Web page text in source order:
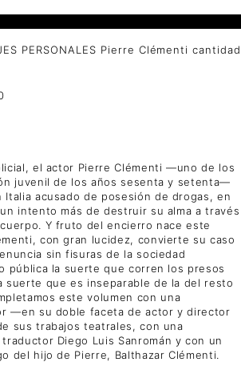
PERSONALES Pierre Clémenti cantidad
el actor Pierre Clémenti —uno de los
juvenil de los años sesenta y setenta—
Italia acusado de posesión de drogas, en
intento más de destruir su alma a través
Y fruto del encierro nace este
con gran lucidez, convierte su caso
sin fisuras de la sociedad
pública la suerte que corren los presos
suerte que es inseparable de la del resto
este volumen con una
—en su doble faceta de actor y director
sus trabajos teatrales, con una
Diego Luis Sanromán y con un
del hijo de Pierre, Balthazar Clémenti.